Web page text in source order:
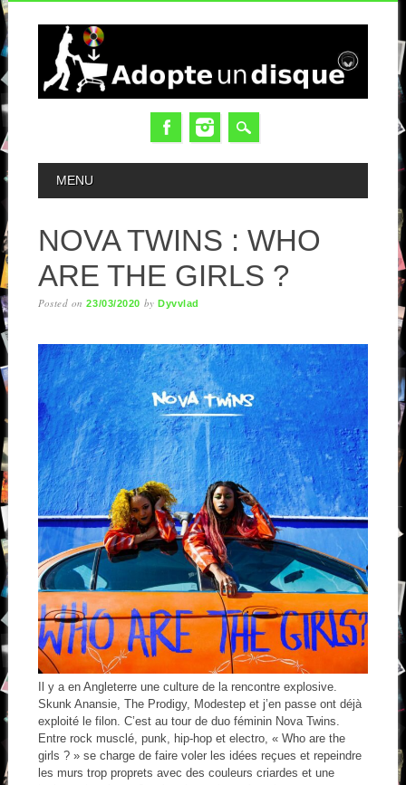
MAIN MENU
MENU
NOVA TWINS : WHO
ARE THE GIRLS ?
Posted on23/03/2020 byDyvvlad
Il y a en Angleterre une culture de la rencontre explosive.
Skunk Anansie, The Prodigy, Modestep et j’en passe ont déjà
exploité le filon. C’est au tour de duo féminin Nova Twins.
Entre rock musclé, punk, hip-hop et electro, « Who are the
girls ? » se charge de faire voler les idées reçues et repeindre
les murs trop proprets avec des couleurs criardes et une